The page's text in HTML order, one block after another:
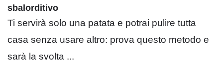
sbalorditivo
Ti servirà solo una patata e potrai pulire tutta
casa senza usare altro: prova questo metodo e
sarà la svolta ...